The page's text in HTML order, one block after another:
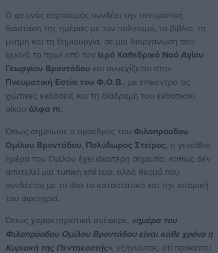
Ο φετινός εορτασμός συνδέει την πνευματική
διάσταση της ημέρας με τον πολιτισμό, το βιβλίο, τη
μνήμη και τη δημιουργία, σε μία διοργάνωση που
ξεκινά το πρωί από τον Ιερό Καθεδρικό Ναό Αγίου
Γεωργίου Βροντάδουκαι συνεχίζεται στην
Πνευματική Εστία του Φ.Ο.Β., με επίκεντρο τις
χιώτικες εκδόσεις και τη διαδρομή του εκδοτικού
οίκου άλφα πι.
Όπως σημείωσε ο πρόεδρος του Φιλοπρόοδου
Ομίλου Βροντάδου, Πολύδωρος Στείρος, η γενέθλια
ημέρα του Ομίλου έχει ιδιαίτερη σημασία, καθώς δεν
αποτελεί μία τυπική επέτειο, αλλά θεσμό που
συνδέεται με το ίδιο το καταστατικό και την ιστορική
του αφετηρία.
Όπως χαρακτηριστικά ανέφερε, «ημέρα του
Φιλοπρόοδου Ομίλου Βροντάδου είναι κάθε χρόνο η
Κυριακή της Πεντηκοστής», εξηγώντας ότι πρόκειται